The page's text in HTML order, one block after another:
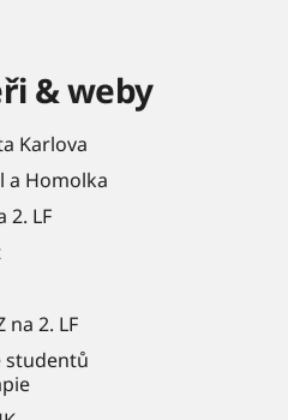
& weby
Karlova
a Homolka
2. LF
na 2. LF
studentů